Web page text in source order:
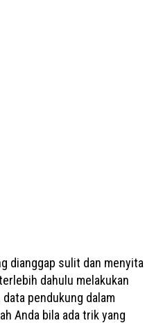
dianggap sulit dan menyita
dahulu melakukan
pendukung dalam
Anda bila ada trik yang